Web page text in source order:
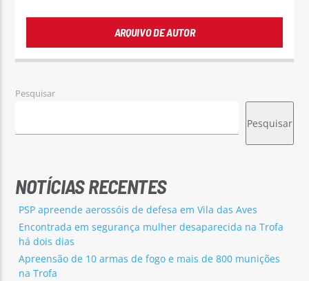
ARQUIVO DE AUTOR
Pesquisar
Pesquisar
NOTÍCIAS RECENTES
PSP apreende aerossóis de defesa em Vila das Aves
Encontrada em segurança mulher desaparecida na Trofa
há dois dias
Apreensão de 10 armas de fogo e mais de 800 munições
na Trofa